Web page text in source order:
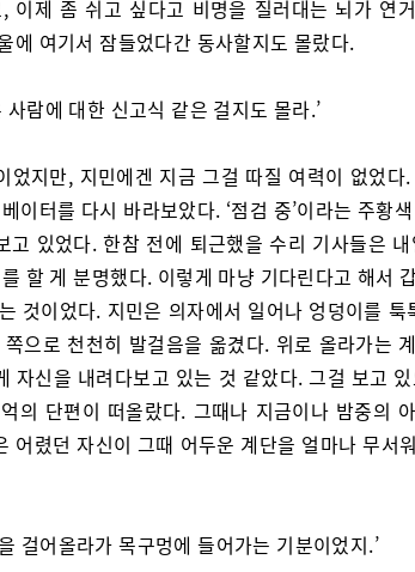
이제 좀 쉬고 싶다고 비명을 질러대는 뇌가 연
에 여기서 잠들었다간 동사할지도 몰랐다.
사람에 대한 신고식 같은 걸지도 몰라.’
었지만, 지민에겐 지금 그걸 따질 여력이 없었다
이터를 다시 바라보았다. ‘점검 중’이라는 주황
고 있었다. 한참 전에 퇴근했을 수리 기사들은
할 게 분명했다. 이렇게 마냥 기다린다고 해서
것이었다. 지민은 의자에서 일어나 엉덩이를 툭
으로 천천히 발걸음을 옮겼다. 위로 올라가는
자신을 내려다보고 있는 것 같았다. 그걸 보고
의 단편이 떠올랐다. 그때나 지금이나 밤중의
어렸던 자신이 그때 어두운 계단을 얼마나 무서
걸어올라가 목구멍에 들어가는 기분이었지.’